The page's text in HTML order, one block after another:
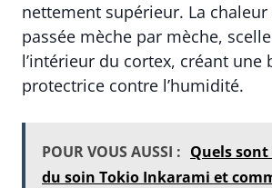
nettement supérieur. La
passée mèche par mèche,
l’intérieur du cortex, créant une
protectrice contre l’humidité.
POUR VOUS AUSSI : Quels
du soin Tokio Inkarami et